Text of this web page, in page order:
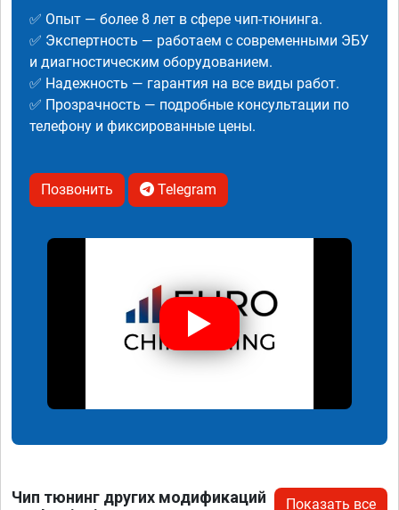
✅ Опыт — более 8 лет в сфере чип-тюнинга.
✅ Экспертность — работаем с современными ЭБУ
и диагностическим оборудованием.
✅ Надежность — гарантия на все виды работ.
✅ Прозрачность — подробные консультации по
телефону и фиксированные цены.
Позвонить Telegram
Чип тюнинг других модификаций
Показать все